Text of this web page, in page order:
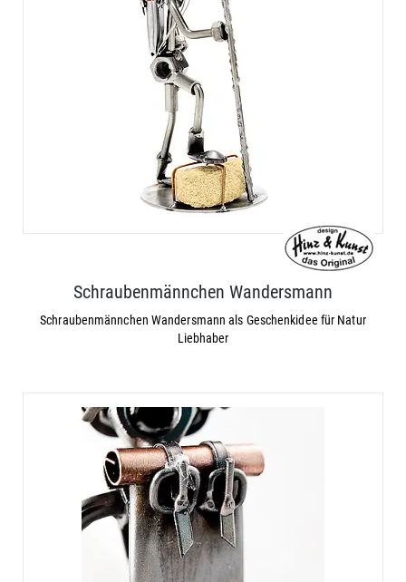
Schraubenmännchen Wandersmann
Schraubenmännchen Wandersmann als Geschenkidee für Natur
Liebhaber